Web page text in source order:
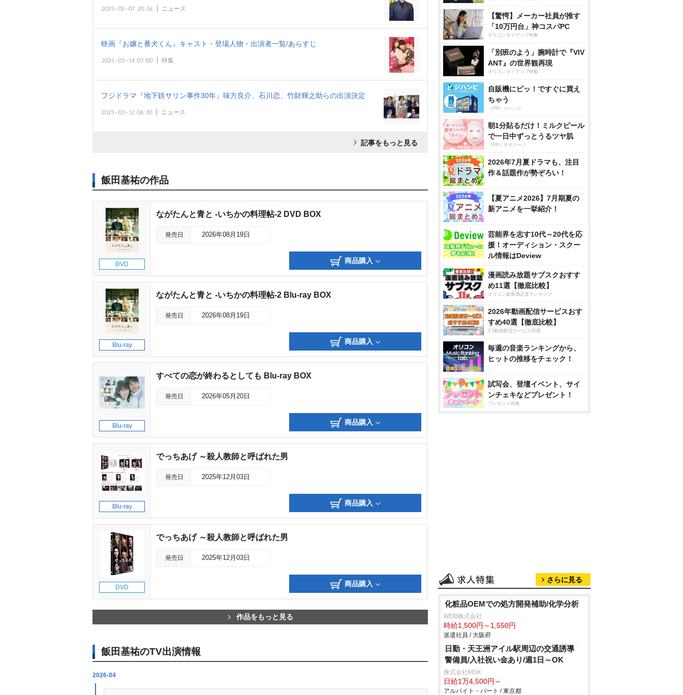
2025-05-07 20:36 ニュース
映画『お嬢と番犬くん』キャスト・登場人物・出演者一覧/あらすじ
2025-03-14 07:00 特集
フジドラマ『地下鉄サリン事件30年』味方良介、石川恋、竹財輝之助らの出演決定
2025-03-12 06:30 ニュース
記事をもっと見る
飯田基祐の作品
DVD
ながたんと青と -いちかの料理帖-2 DVD BOX
発売日 2026年08月19日
商品購入
Blu-ray
ながたんと青と -いちかの料理帖-2 Blu-ray BOX
発売日 2026年08月19日
商品購入
Blu-ray
すべての恋が終わるとしても Blu-ray BOX
発売日 2026年05月20日
商品購入
Blu-ray
でっちあげ ～殺人教師と呼ばれた男
発売日 2025年12月03日
商品購入
DVD
でっちあげ ～殺人教師と呼ばれた男
発売日 2025年12月03日
商品購入
作品をもっと見る
飯田基祐のTV出演情報
2026-04
【驚愕】メーカー社員が推す
「10万円台」神コスパPC
オリコンタイアップ特集
「別班のよう」腕時計で『VIV
ANT』の世界観再現
オリコンタイアップ特集
自販機にピッ！ですぐに買え
ちゃう
（PR）ジハンピ
朝1分貼るだけ！ミルクピール
で一日中ずっとうるツヤ肌
（PR）サボリーノ
2026年7月夏ドラマも、注目
作＆話題作が勢ぞろい！
【夏アニメ2026】7月期夏の
新アニメを一挙紹介！
芸能界を志す10代～20代を応
援！オーディション・スクー
ル情報はDeview
漫画読み放題サブスクおすす
め11選【徹底比較】
オリコン顧客満足度ランキング
2026年動画配信サービスおす
すめ40選【徹底比較】
CS動画配信サービス20選
毎週の音楽ランキングから、
ヒットの推移をチェック！
試写会、登壇イベント、サイ
ンチェキなどプレゼント！
プレゼント特集
さらに見る
化粧品OEMでの処方開発補助/化学分析
WDB株式会社
時給1,500円～1,550円
派遣社員 / 大阪府
日勤・天王洲アイル駅周辺の交通誘導
警備員/入社祝い金あり/週1日～OK
株式会社MSK
日給1万4,500円～
アルバイト・パート / 東京都